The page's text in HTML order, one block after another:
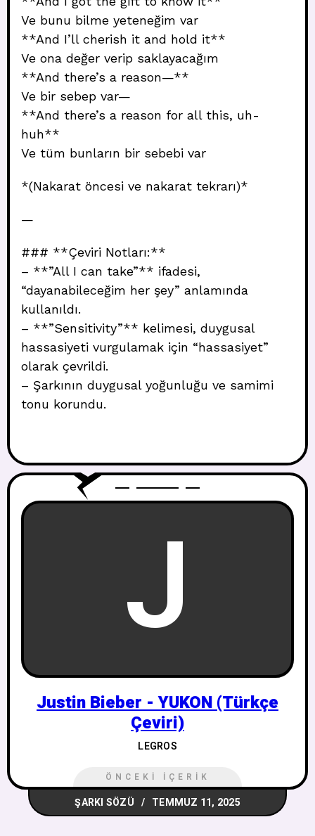
Ve bunu bilme yeteneğim var
**And I’ll cherish it and hold it**
Ve ona değer verip saklayacağım
**And there’s a reason—**
Ve bir sebep var—
**And there’s a reason for all this, uh-
huh**
Ve tüm bunların bir sebebi var
*(Nakarat öncesi ve nakarat tekrarı)*
—
### **Çeviri Notları:**
– **”All I can take”** ifadesi,
“dayanabileceğim her şey” anlamında
kullanıldı.
– **”Sensitivity”** kelimesi, duygusal
hassasiyeti vurgulamak için “hassasiyet”
olarak çevrildi.
– Şarkının duygusal yoğunluğu ve samimi
tonu korundu.
J
Justin Bieber - YUKON (Türkçe
Çeviri)
LEGROS
ÖNCEKI İÇERIK
ŞARKI SÖZÜ TEMMUZ 11, 2025